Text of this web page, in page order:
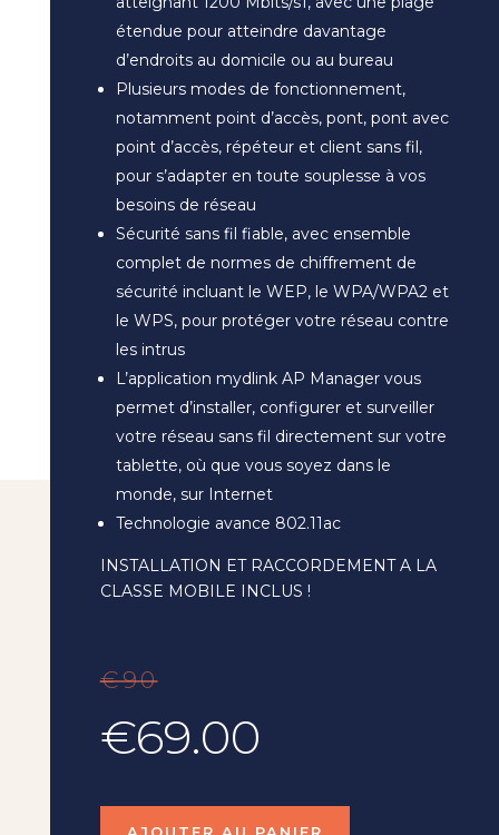
étendue pour atteindre davantage
d’endroits au domicile ou au bureau
Plusieurs modes de fonctionnement,
notamment point d’accès, pont, pont avec
point d’accès, répéteur et client sans fil,
pour s’adapter en toute souplesse à vos
besoins de réseau
Sécurité sans fil fiable, avec ensemble
complet de normes de chiffrement de
sécurité incluant le WEP, le WPA/WPA2 et
le WPS, pour protéger votre réseau contre
les intrus
L’application mydlink AP Manager vous
permet d’installer, configurer et surveiller
votre réseau sans fil directement sur votre
tablette, où que vous soyez dans le
monde, sur Internet
Technologie avance 802.11ac
INSTALLATION ET RACCORDEMENT A LA
CLASSE MOBILE INCLUS !
€90
€69.00